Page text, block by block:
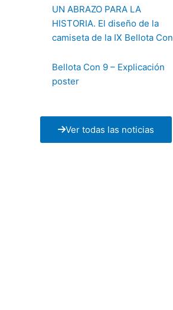
UN ABRAZO PARA LA
HISTORIA. El diseño de la
camiseta de la IX Bellota Con
Bellota Con 9 – Explicación
poster
Ver todas las noticias